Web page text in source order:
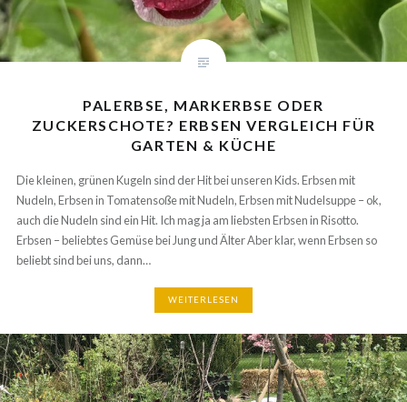
PALERBSE, MARKERBSE ODER
ZUCKERSCHOTE? ERBSEN VERGLEICH FÜR
GARTEN & KÜCHE
Die kleinen, grünen Kugeln sind der Hit bei unseren Kids. Erbsen mit
Nudeln, Erbsen in Tomatensoße mit Nudeln, Erbsen mit Nudelsuppe –
ok, auch die Nudeln sind ein Hit. Ich mag ja am liebsten Erbsen in Risotto.
Erbsen – beliebtes Gemüse bei Jung und Älter Aber klar, wenn Erbsen so
beliebt sind bei uns, dann…
WEITERLESEN